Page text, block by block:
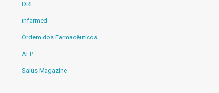
DRE
Infarmed
Ordem dos Farmacêuticos
AFP
Salus Magazine